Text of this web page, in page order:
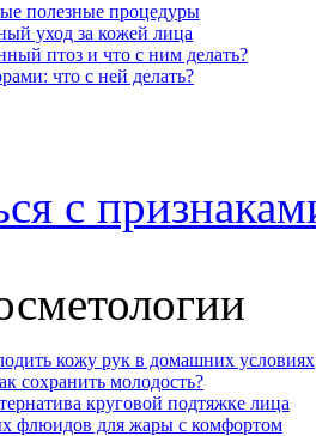
полезные процедуры
уход за кожей лица
птоз и что с ним делать?
что с ней делать?
с
кожу рук в домашних условиях
сохранить молодость?
круговой подтяжке лица
флюидов для жары с комфортом